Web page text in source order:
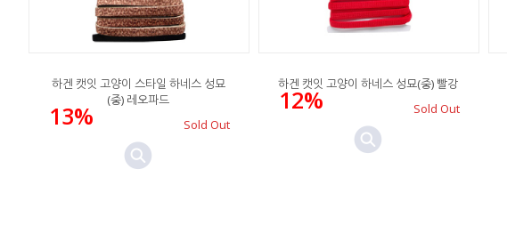
하겐 캣잇 고양이 스타일 하네스 성묘
(중) 레오파드
Sold Out
13%
하겐 캣잇 고양이 하네스 성묘(중) 빨강
Sold Out
12%